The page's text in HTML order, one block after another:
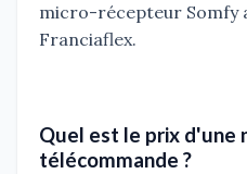
micro-récepteur Somfy
Franciaflex.
Quel est le prix d'une
télécommande ?